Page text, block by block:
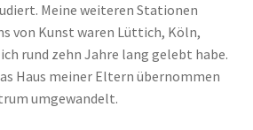
Meine weiteren Stationen
von Kunst waren Lüttich, Köln,
rund zehn Jahre lang gelebt habe.
Haus meiner Eltern übernommen
umgewandelt.